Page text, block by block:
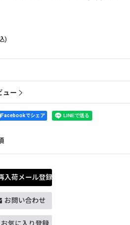
)
ュー
Facebookでシェア
入荷メール登録
お問い合わせ